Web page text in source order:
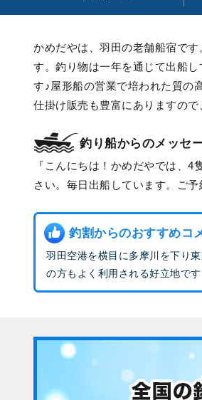
かめだやは、羽田の老舗船宿で
す。釣り物は一年を通じて出船
す♪屋形船の営業で培われた質の
仕掛け販売も豊富にありますの
釣り船からのメッセ
こんにちは！かめだやでは、4
さい。毎日出船しています。ご予
釣割からのおすすめコ
羽田空港を横目に多摩川を下り
の方もよく利用される好立地です